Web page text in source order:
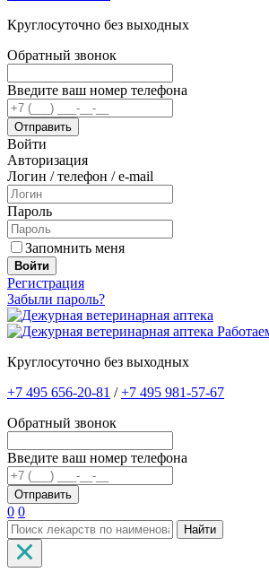
Круглосуточно без выходных
Обратный звонок
Введите ваш номер телефона
Войти
Авторизация
Логин / телефон / e-mail
Пароль
Запомнить меня
Войти
Регистрация
Забыли пароль?
Круглосуточно без выходных
+7 495 656-20-81 /+7 495 981-57-67
Обратный звонок
Введите ваш номер телефона
0 0
Найти